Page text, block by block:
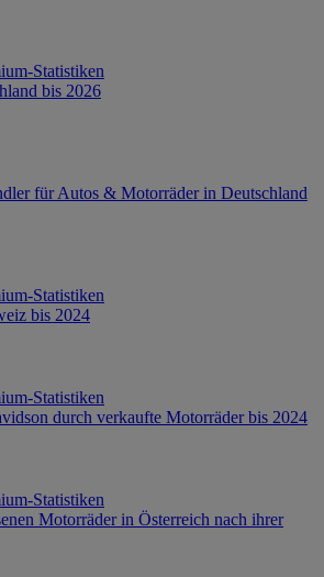
Statistiken
bis 2026
für Autos & Motorräder in Deutschland
Statistiken
bis 2024
Statistiken
durch verkaufte Motorräder bis 2024
Statistiken
Motorräder in Österreich nach ihrer